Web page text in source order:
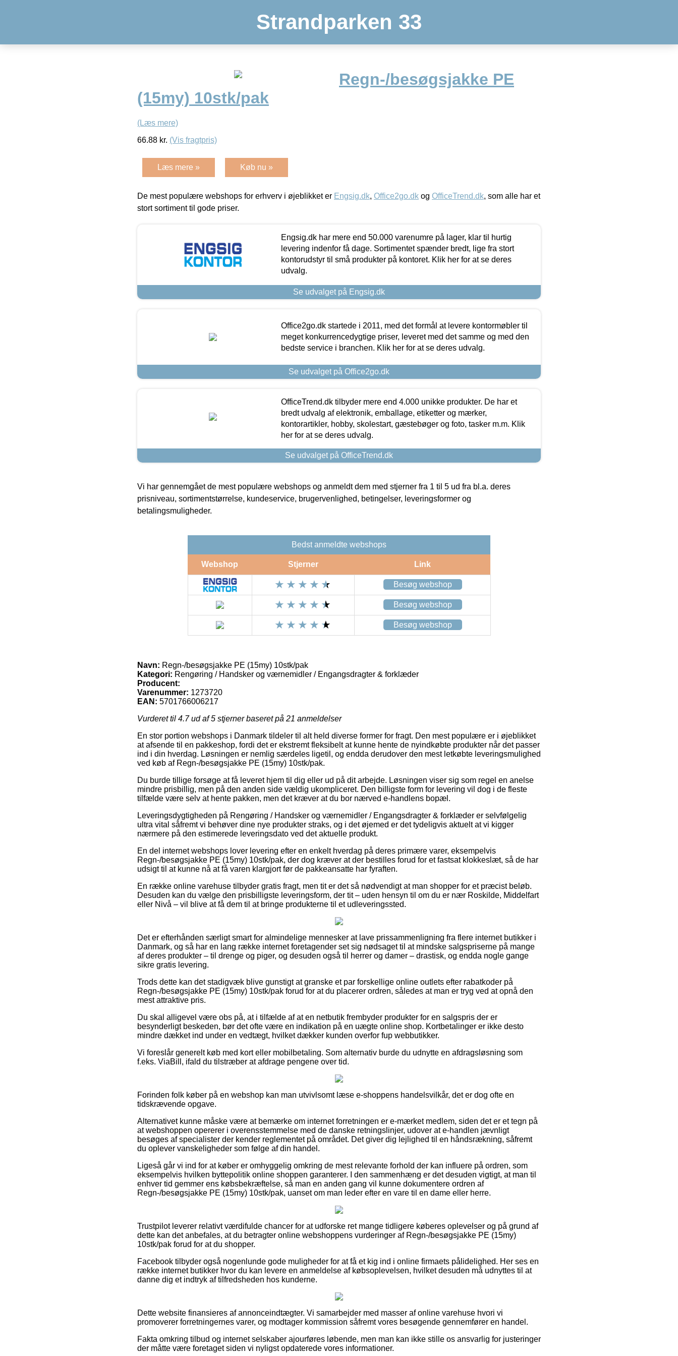
Strandparken 33
Regn-/besøgsjakke PE
(15my) 10stk/pak
(Læs mere)
66.88 kr. (Vis fragtpris)
Læs mere » Køb nu »
De mest populære webshops for erhverv i øjeblikket er Engsig.dk, Office2go.dk og OfficeTrend.dk, som alle har et
stort sortiment til gode priser.
Engsig.dk har mere end 50.000 varenumre på lager, klar til hurtig
levering indenfor få dage. Sortimentet spænder bredt, lige fra stort
kontorudstyr til små produkter på kontoret. Klik her for at se deres
udvalg.
Se udvalget på Engsig.dk
Office2go.dk startede i 2011, med det formål at levere kontormøbler til
meget konkurrencedygtige priser, leveret med det samme og med den
bedste service i branchen. Klik her for at se deres udvalg.
Se udvalget på Office2go.dk
OfficeTrend.dk tilbyder mere end 4.000 unikke produkter. De har et
bredt udvalg af elektronik, emballage, etiketter og mærker,
kontorartikler, hobby, skolestart, gæstebøger og foto, tasker m.m. Klik
her for at se deres udvalg.
Se udvalget på OfficeTrend.dk
Vi har gennemgået de mest populære webshops og anmeldt dem med stjerner fra 1 til 5 ud fra bl.a. deres
prisniveau, sortimentstørrelse, kundeservice, brugervenlighed, betingelser, leveringsformer og
betalingsmuligheder.
Bedst anmeldte webshops
Webshop Stjerner Link
Besøg webshop
Besøg webshop
Besøg webshop
Navn: Regn-/besøgsjakke PE (15my) 10stk/pak
Kategori: Rengøring / Handsker og værnemidler / Engangsdragter & forklæder
Producent:
Varenummer: 1273720
EAN: 5701766006217
Vurderet til 4.7ud af 5 stjerner baseret på 21 anmeldelser
En stor portion webshops i Danmark tildeler til alt held diverse former for fragt. Den mest populære er i øjeblikket
at afsende til en pakkeshop, fordi det er ekstremt fleksibelt at kunne hente de nyindkøbte produkter når det passer
ind i din hverdag. Løsningen er nemlig særdeles ligetil, og endda derudover den mest letkøbte leveringsmulighed
ved køb af Regn-/besøgsjakke PE (15my) 10stk/pak.
Du burde tillige forsøge at få leveret hjem til dig eller ud på dit arbejde. Løsningen viser sig som regel en anelse
mindre prisbillig, men på den anden side vældig ukompliceret. Den billigste form for levering vil dog i de fleste
tilfælde være selv at hente pakken, men det kræver at du bor nærved e-handlens bopæl.
Leveringsdygtigheden på Rengøring / Handsker og værnemidler / Engangsdragter & forklæder er selvfølgelig
ultra vital såfremt vi behøver dine nye produkter straks, og i det øjemed er det tydeligvis aktuelt at vi kigger
nærmere på den estimerede leveringsdato ved det aktuelle produkt.
En del internet webshops lover levering efter en enkelt hverdag på deres primære varer, eksempelvis
Regn-/besøgsjakke PE (15my) 10stk/pak, der dog kræver at der bestilles forud for et fastsat klokkeslæt, så de har
udsigt til at kunne nå at få varen klargjort før de pakkeansatte har fyraften.
En række online varehuse tilbyder gratis fragt, men tit er det så nødvendigt at man shopper for et præcist beløb.
Desuden kan du vælge den prisbilligste leveringsform, der tit – uden hensyn til om du er nær Roskilde, Middelfart
eller Nivå – vil blive at få dem til at bringe produkterne til et udleveringssted.
Det er efterhånden særligt smart for almindelige mennesker at lave prissammenligning fra flere internet butikker i
Danmark, og så har en lang række internet foretagender set sig nødsaget til at mindske salgspriserne på mange
af deres produkter – til drenge og piger, og desuden også til herrer og damer – drastisk, og endda nogle gange
sikre gratis levering.
Trods dette kan det stadigvæk blive gunstigt at granske et par forskellige online outlets efter rabatkoder på
Regn-/besøgsjakke PE (15my) 10stk/pak forud for at du placerer ordren, således at man er tryg ved at opnå den
mest attraktive pris.
Du skal alligevel være obs på, at i tilfælde af at en netbutik frembyder produkter for en salgspris der er
besynderligt beskeden, bør det ofte være en indikation på en uægte online shop. Kortbetalinger er ikke desto
mindre dækket ind under en vedtægt, hvilket dækker kunden overfor fup webbutikker.
Vi foreslår generelt køb med kort eller mobilbetaling. Som alternativ burde du udnytte en afdragsløsning som
f.eks. ViaBill, ifald du tilstræber at afdrage pengene over tid.
Forinden folk køber på en webshop kan man utvivlsomt læse e-shoppens handelsvilkår, det er dog ofte en
tidskrævende opgave.
Alternativet kunne måske være at bemærke om internet forretningen er e-mærket medlem, siden det er et tegn på
at webshoppen opererer i overensstemmelse med de danske retningslinjer, udover at e-handlen jævnligt
besøges af specialister der kender reglementet på området. Det giver dig lejlighed til en håndsrækning, såfremt
du oplever vanskeligheder som følge af din handel.
Ligeså går vi ind for at køber er omhyggelig omkring de mest relevante forhold der kan influere på ordren, som
eksempelvis hvilken byttepolitik online shoppen garanterer. I den sammenhæng er det desuden vigtigt, at man til
enhver tid gemmer ens købsbekræftelse, så man en anden gang vil kunne dokumentere ordren af
Regn-/besøgsjakke PE (15my) 10stk/pak, uanset om man leder efter en vare til en dame eller herre.
Trustpilot leverer relativt værdifulde chancer for at udforske ret mange tidligere køberes oplevelser og på grund af
dette kan det anbefales, at du betragter online webshoppens vurderinger af Regn-/besøgsjakke PE (15my)
10stk/pak forud for at du shopper.
Facebook tilbyder også nogenlunde gode muligheder for at få et kig ind i online firmaets pålidelighed. Her ses en
række internet butikker hvor du kan levere en anmeldelse af købsoplevelsen, hvilket desuden må udnyttes til at
danne dig et indtryk af tilfredsheden hos kunderne.
Dette website finansieres af annonceindtægter. Vi samarbejder med masser af online varehuse hvori vi
promoverer forretningernes varer, og modtager kommission såfremt vores besøgende gennemfører en handel.
Fakta omkring tilbud og internet selskaber ajourføres løbende, men man kan ikke stille os ansvarlig for justeringer
der måtte være foretaget siden vi nyligst opdaterede vores informationer.